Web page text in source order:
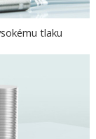
tlaku